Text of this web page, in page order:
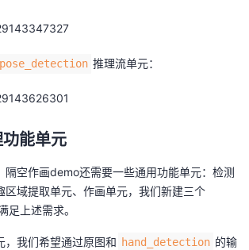
pose_detection 推理流单元：
能单元
隔空作画demo还需要一些通用功能单元：检测
区域提取单元、作画单元，我们新建三个
足上述需求。
，我们希望通过原图和 hand_detection 的输